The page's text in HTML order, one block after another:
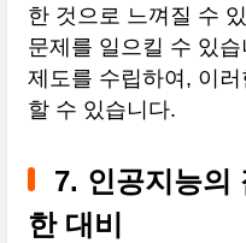
한 것으로 느껴질 수
문제를 일으킬 수 있
제도를 수립하여, 이
할 수 있습니다.
7. 인공지능의
한 대비